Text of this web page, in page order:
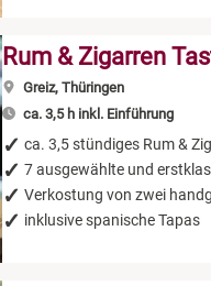
Rum & Zigarren
Greiz, Thüringen
ca. 3,5 h inkl. Einführung
ca. 3,5 stündiges Rum &
7 ausgewählte und
Verkostung von zwei
inklusive spanische Tapas